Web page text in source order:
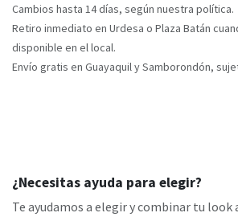
Cambios hasta 14 días, según nuestra política.
Retiro inmediato en Urdesa o Plaza Batán
disponible en el local.
Envío gratis en Guayaquil y Samborondón,
¿Necesitas ayuda para elegir?
Te ayudamos a elegir y combinar tu look